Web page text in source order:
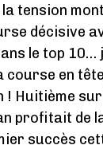
tension
décisive
le top 10…
course en
Huitième
profitait
succès